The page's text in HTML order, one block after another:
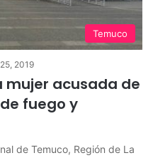
Temuco
2019
mujer acusada de
fuego y
de Temuco, Región de La